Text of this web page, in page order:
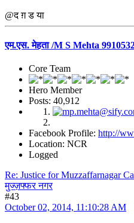
@द ग़ ड या
एम.एस. मेहता /M S Mehta
Core Team
Hero Member
Posts: 40,912
Facebook Profile: http://
Location: NCR
Logged
Re: Justice for Muzzaffarnagar
मुज्ज़फ्फर नगर
#43
October 02, 2014, 11:10:28 AM